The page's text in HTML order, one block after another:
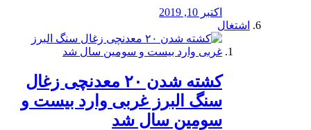
اکتبر 10, 2019
اشتغال
کشته شدن ۲۰ معدنچی زغال
سنگ البرز غربی وارد بیست و
سومین سال شد